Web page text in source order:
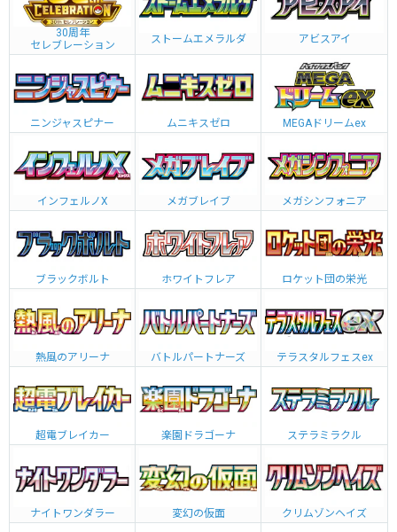
30周年
セレブレーション
ストームエメラルダ アビスアイ
ニンジャスピナー ムニキスゼロ MEGAドリームex
インフェルノX メガブレイブ メガシンフォニア
ブラックボルト ホワイトフレア ロケット団の栄光
熱風のアリーナ バトルパートナーズ テラスタルフェスex
超電ブレイカー 楽園ドラゴーナ ステラミラクル
ナイトワンダラー 変幻の仮面 クリムゾンヘイズ